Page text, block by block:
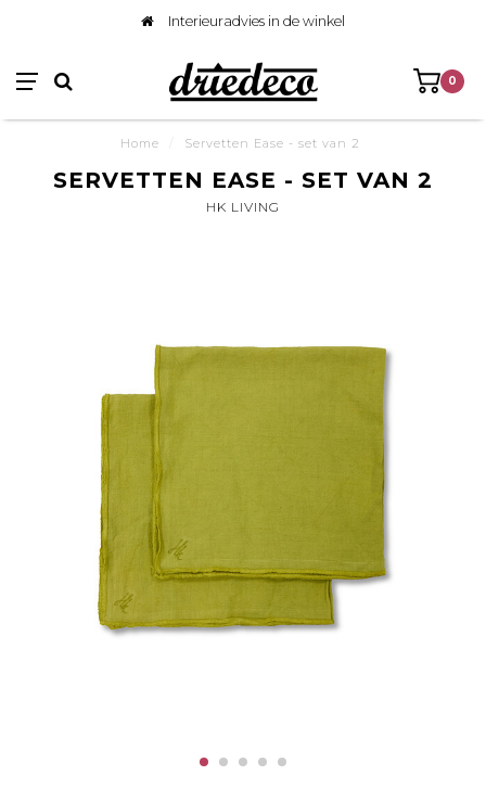
Interieuradvies in de winkel
0
Home Servetten Ease - set van 2
SERVETTEN EASE - SET VAN 2
HK LIVING